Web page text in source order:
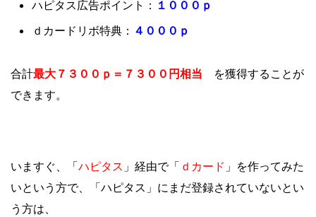
ハピタス広告ポイント： １０００ｐ
ｄカードリボ特典： ４０００ｐ
合計最大７３００ｐ＝７３００円相当
を獲得することが
できます。
いますぐ、「 ハピタス 」経由で「 ｄカード 」を作ってみた
いという方で、「ハピタス」にまだ登録されていないとい
う方は、